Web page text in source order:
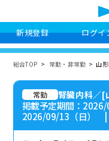
新規登録 ログイ
総合TOP 常勤・非常勤 山
常勤 腎臓内科／[
掲載予定期間：
2026/09/13（日）